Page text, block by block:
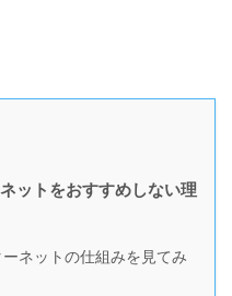
ットをおすすめしない理
ネットの仕組みを見てみ